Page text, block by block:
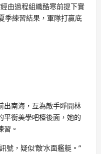
由過程組織酷寒前提下實
季練習結果，軍隊打贏底
出南海，互為敵手睜開林
平衡美學吧檯後面，她的
習。
，疑似‘敵’水面艦艇。”